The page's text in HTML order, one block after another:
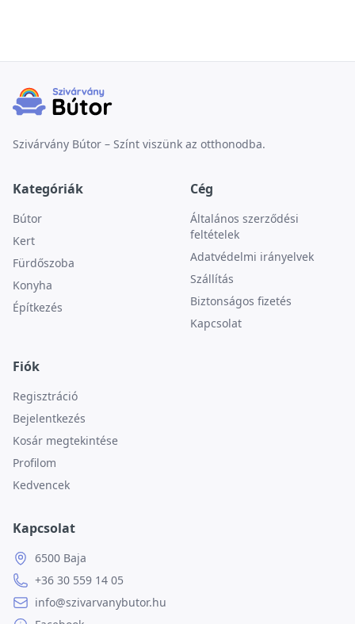
Szivárvány Bútor – Színt viszünk az otthonodba.
Kategóriák
Bútor
Kert
Fürdőszoba
Konyha
Építkezés
Cég
Általános szerződési
feltételek
Adatvédelmi irányelvek
Szállítás
Biztonságos fizetés
Kapcsolat
Fiók
Regisztráció
Bejelentkezés
Kosár megtekintése
Profilom
Kedvencek
Kapcsolat
6500 Baja
+36 30 559 14 05
info@szivarvanybutor.hu